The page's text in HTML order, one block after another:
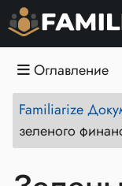
Оглавление
Familiarize
зеленого